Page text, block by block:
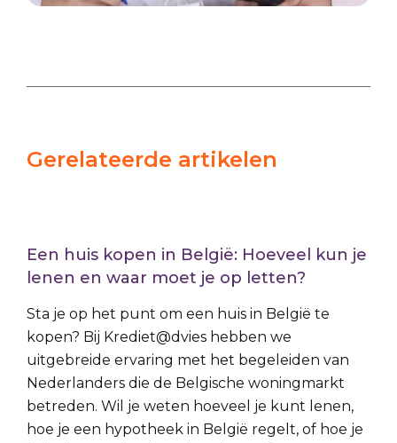
Gerelateerde artikelen
Een huis kopen in België: Hoeveel kun je
lenen en waar moet je op letten?
Sta je op het punt om een huis in België te
kopen? Bij Krediet@dvies hebben we
uitgebreide ervaring met het begeleiden van
Nederlanders die de Belgische woningmarkt
betreden. Wil je weten hoeveel je kunt lenen,
hoe je een hypotheek in België regelt, of hoe je